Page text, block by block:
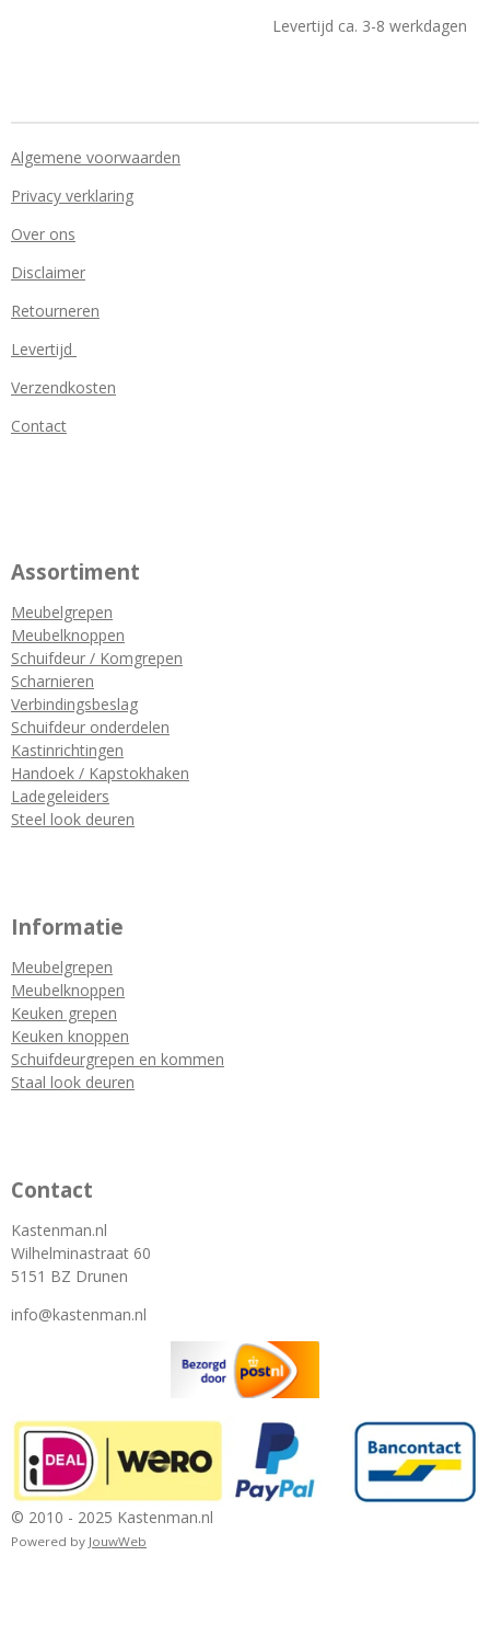
Levertijd ca. 3-8 werkdagen
Algemene voorwaarden
Privacy verklaring
Over ons
Disclaimer
Retourneren
Levertijd
Verzendkosten
Contact
Assortiment
Meubelgrepen
Meubelknoppen
Schuifdeur / Komgrepen
Scharnieren
Verbindingsbeslag
Schuifdeur onderdelen
Kastinrichtingen
Handoek / Kapstokhaken
Ladegeleiders
Steel look deuren
Informatie
Meubelgrepen
Meubelknoppen
Keuken grepen
Keuken knoppen
Schuifdeurgrepen en kommen
Staal look deuren
Contact
Kastenman.nl
Wilhelminastraat 60
5151 BZ Drunen
info@kastenman.nl
© 2010 - 2025 Kastenman.nl
Powered by JouwWeb